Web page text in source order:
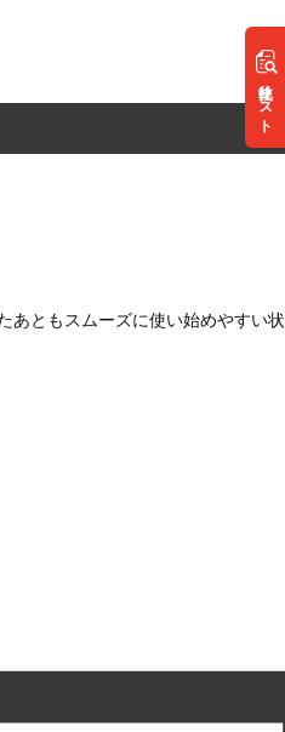
リスト
あともスムーズに使い始めやすい